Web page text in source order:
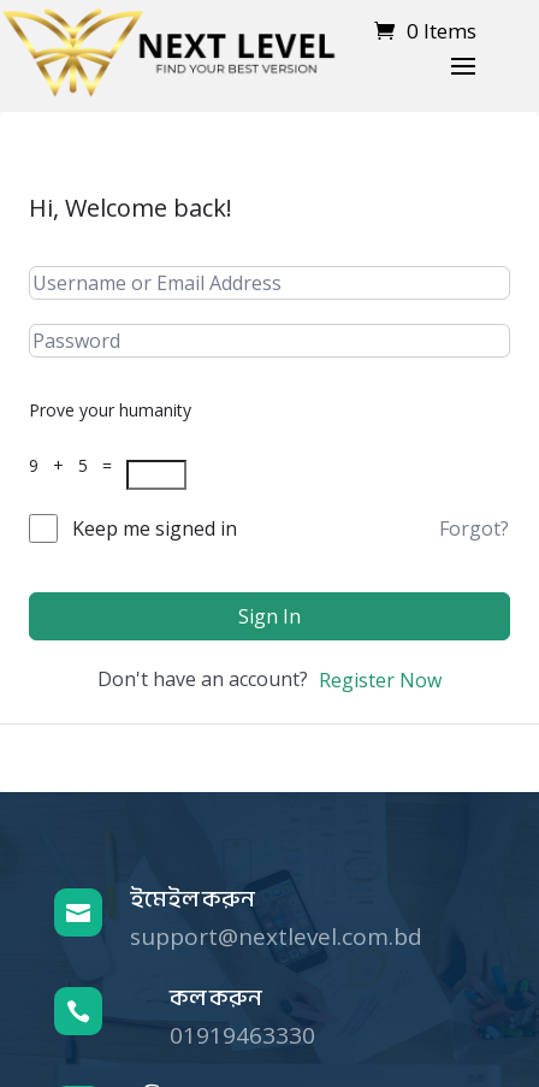
0 Items
Hi, Welcome back!
Prove your humanity
9 + 5 =
Keep me signed in Forgot?
Sign In
Don't have an account? Register Now
 ইমেইল করুন
support@nextlevel.com.bd
 কল করুন
01919463330